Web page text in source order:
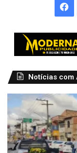
Notícias com